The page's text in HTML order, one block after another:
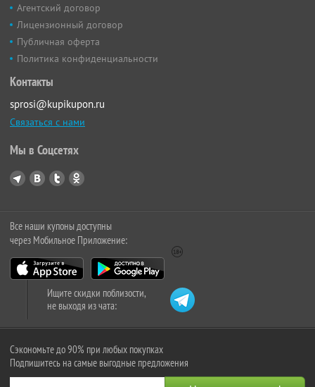
Агентский договор
Лицензионный договор
Публичная оферта
Политика конфиденциальности
Контакты
sprosi@kupikupon.ru
Связаться с нами
Мы в Соцсетях
Все наши купоны доступны
через Мобильное Приложение:
Ищите скидки поблизости,
не выходя из чата:
Сэкономьте до 90% при любых покупках
Подпишитесь на самые выгодные предложения